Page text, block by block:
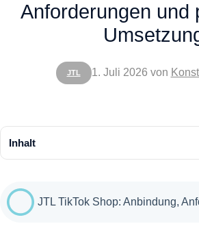
JTL
Anforderungen und
1. Juli 2026 von
Inhalt